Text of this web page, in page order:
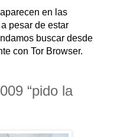
en las
pesar de estar
buscar desde
con Tor Browser.
“pido la